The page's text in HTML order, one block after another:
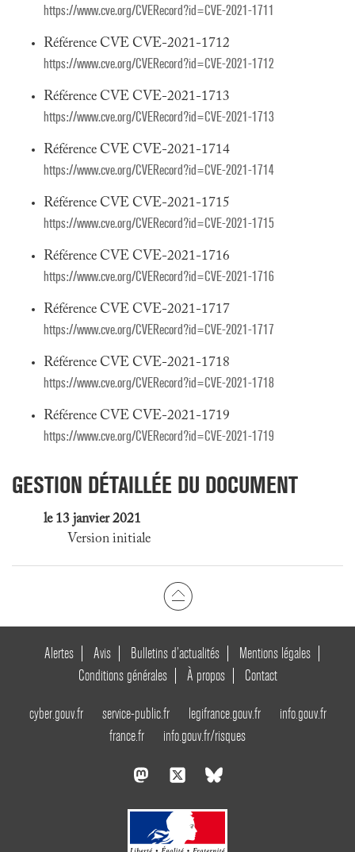
https://www.cve.org/CVERecord?id=CVE-2021-1711
Référence CVE CVE-2021-1712
https://www.cve.org/CVERecord?id=CVE-2021-1712
Référence CVE CVE-2021-1713
https://www.cve.org/CVERecord?id=CVE-2021-1713
Référence CVE CVE-2021-1714
https://www.cve.org/CVERecord?id=CVE-2021-1714
Référence CVE CVE-2021-1715
https://www.cve.org/CVERecord?id=CVE-2021-1715
Référence CVE CVE-2021-1716
https://www.cve.org/CVERecord?id=CVE-2021-1716
Référence CVE CVE-2021-1717
https://www.cve.org/CVERecord?id=CVE-2021-1717
Référence CVE CVE-2021-1718
https://www.cve.org/CVERecord?id=CVE-2021-1718
Référence CVE CVE-2021-1719
https://www.cve.org/CVERecord?id=CVE-2021-1719
GESTION DÉTAILLÉE DU DOCUMENT
le 13 janvier 2021
Version initiale
Alertes Avis Bulletins d’actualités
Mentions légales
Conditions générales
À propos Contact
cyber.gouv.fr service-public.fr legifrance.gouv.fr
info.gouv.fr
france.fr
info.gouv.fr/risques